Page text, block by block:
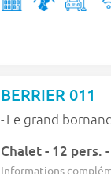
BERRIER 011
- Le grand
Chalet - 12 pers.
Informations